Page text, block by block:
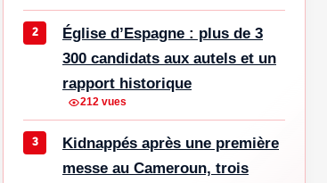
Église d’Espagne : plus de 3
300 candidats aux autels et un
rapport historique
212 vues
Kidnappés après une première
messe au Cameroun, trois